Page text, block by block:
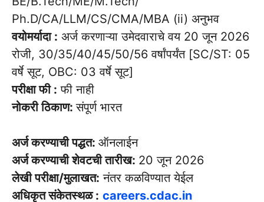
Ph.D/CA/LLM/CS/CMA/MBA (ii) अनुभव
वयोमर्यादा : अर्ज करणाऱ्या उमेदवाराचे वय 20 जून 2026
रोजी, 30/35/40/45/50/56 वर्षांपर्यंत [SC/ST: 05
वर्षे सूट, OBC: 03 वर्षे सूट]
परीक्षा फी : फी नाही
नोकरी ठिकाण:संपूर्ण भारत
अर्ज करण्याची पद्धत: ऑनलाईन
अर्ज करण्याची शेवटची तारीख: 20 जून 2026
लेखी परीक्षा/मुलाखत: नंतर कळविण्यात येईल
अधिकृत संकेतस्थळ : careers.cdac.in